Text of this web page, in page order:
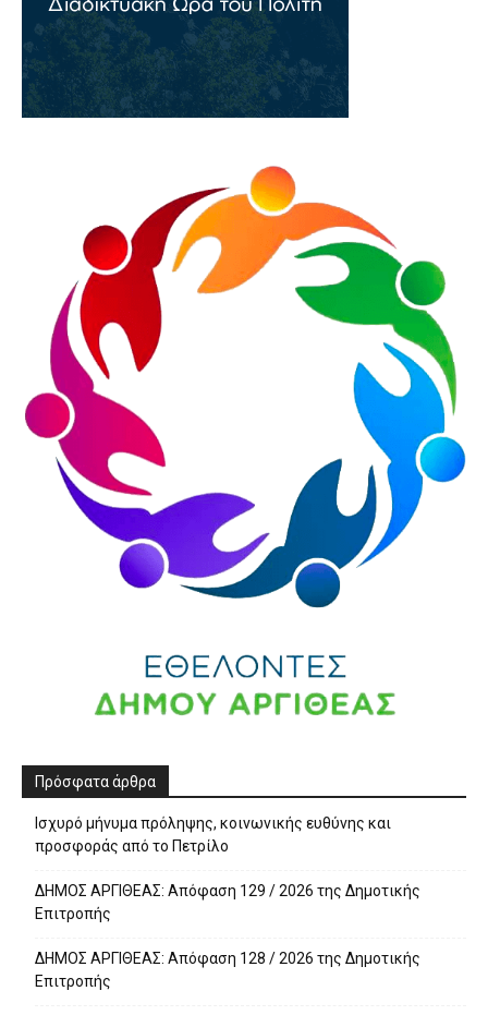
Πρόσφατα άρθρα
Ισχυρό μήνυμα πρόληψης, κοινωνικής ευθύνης και
προσφοράς από το Πετρίλο
ΔΗΜΟΣ ΑΡΓΙΘΕΑΣ: Απόφαση 129 / 2026 της Δημοτικής
Επιτροπής
ΔΗΜΟΣ ΑΡΓΙΘΕΑΣ: Απόφαση 128 / 2026 της Δημοτικής
Επιτροπής